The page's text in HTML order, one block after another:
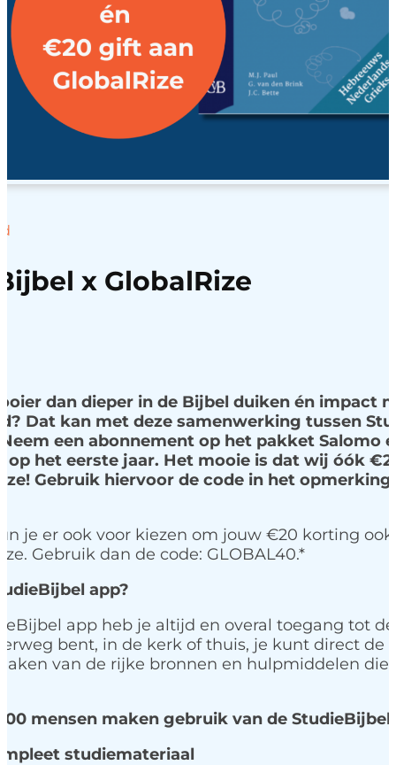
x GlobalRize
dan dieper in de Bijbel duiken én impact
Dat kan met deze samenwerking tussen
een abonnement op het pakket Salomo
het eerste jaar. Het mooie is dat wij óók
Gebruik hiervoor de code in het
je er ook voor kiezen om jouw €20 korting
Gebruik dan de code: GLOBAL40.*
app?
app heb je altijd en overal toegang tot
bent, in de kerk of thuis, je kunt direct de
van de rijke bronnen en hulpmiddelen die
mensen maken gebruik van de StudieBijbel
studiemateriaal